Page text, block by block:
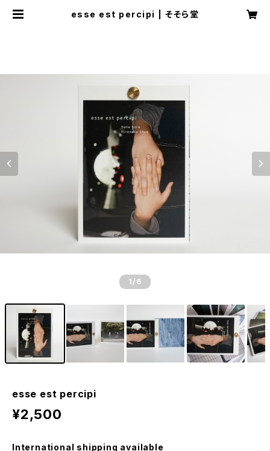
esse est percipi | そそら堂
1 /6
esse est percipi
¥2,500
International shipping available